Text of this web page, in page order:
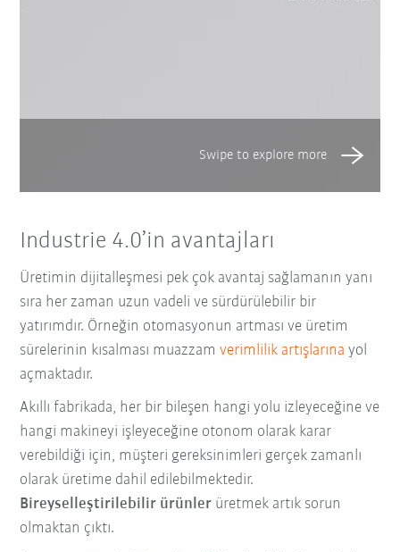
Industrie 4.0’in avantajları
Üretimin dijitalleşmesi pek çok avantaj sağlamanın yanı
sıra her zaman uzun vadeli ve sürdürülebilir bir
yatırımdır. Örneğin otomasyonun artması ve üretim
sürelerinin kısalması muazzamverimlilik artışlarına yol
açmaktadır.
Akıllı fabrikada, her bir bileşen hangi yolu izleyeceğine ve
hangi makineyi işleyeceğine otonom olarak karar
verebildiği için, müşteri gereksinimleri gerçek zamanlı
olarak üretime dahil edilebilmektedir.
Bireyselleştirilebilir ürünler üretmek artık sorun
olmaktan çıktı.